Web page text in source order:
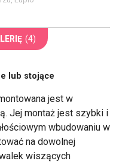
(4)
lub stojące
jest w
Jej montaż jest szybki i
wbudowaniu w
na dowolnej
wiszących